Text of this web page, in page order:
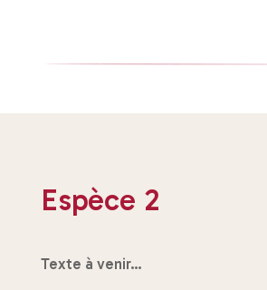
Espèce 2
Texte à venir…